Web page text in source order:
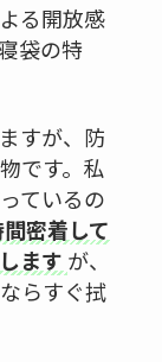
る開放感
袋の特
すが、防
です。私
ているの
密着して
ます が、
らすぐ拭